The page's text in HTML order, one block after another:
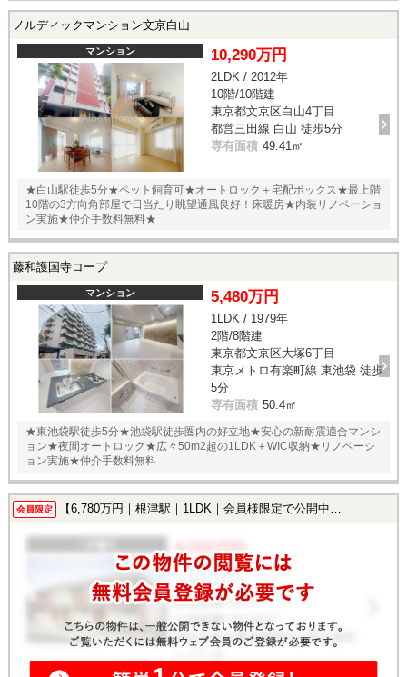
ノルディックマンション文京白山
マンション 10,290万円
2LDK / 2012年
10階/10階建
東京都文京区白山4丁目
都営三田線 白山 徒歩5分
専有面積 49.41㎡
★白山駅徒歩5分★ペット飼育可★オートロック＋宅配ボックス★最上階
10階の3方向角部屋で日当たり眺望通風良好！床暖房★内装リノベーショ
ン実施★仲介手数料無料★
藤和護国寺コープ
マンション 5,480万円
1LDK / 1979年
2階/8階建
東京都文京区大塚6丁目
東京メトロ有楽町線 東池袋 徒歩
5分
専有面積 50.4㎡
★東池袋駅徒歩5分★池袋駅徒歩圏内の好立地★安心の新耐震適合マンシ
ョン★夜間オートロック★広々50m2超の1LDK＋WIC収納★リノベーシ
ョン実施★仲介手数料無料
会員限定 【6,780万円｜根津駅｜1LDK｜会員様限定で公開中！】